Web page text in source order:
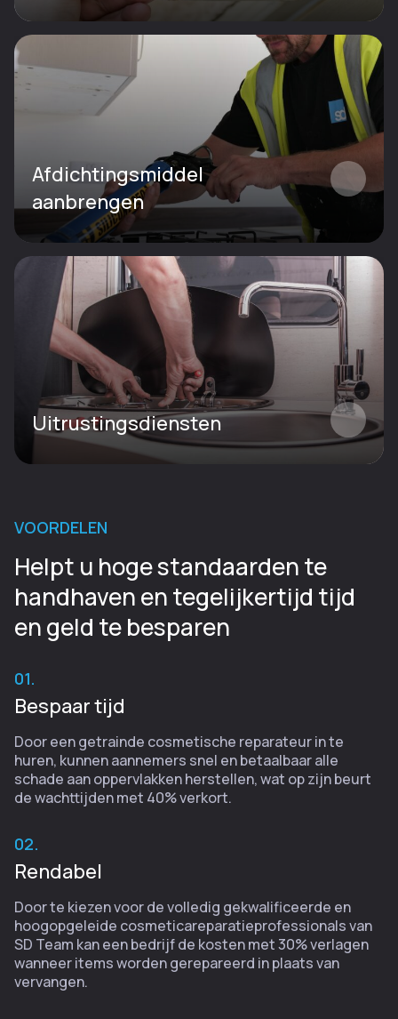
Afdichtingsmiddel
aanbrengen
Uitrustingsdiensten
VOORDELEN
Helpt u hoge standaarden te
handhaven en tegelijkertijd tijd
en geld te besparen
01.
Bespaar tijd
Door een getrainde cosmetische reparateur in te
huren, kunnen aannemers snel en betaalbaar alle
schade aan oppervlakken herstellen, wat op zijn beurt
de wachttijden met 40% verkort.
02.
Rendabel
Door te kiezen voor de volledig gekwalificeerde en
hoogopgeleide cosmeticareparatieprofessionals van
SD Team kan een bedrijf de kosten met 30% verlagen
wanneer items worden gerepareerd in plaats van
vervangen.